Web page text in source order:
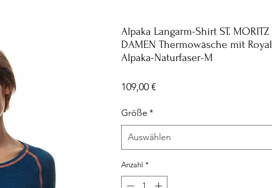
Alpaka Langarm-Shirt ST. MORITZ
DAMEN Thermowäsche mit Royal
Alpaka-Naturfaser-M
109,00 €Preis
Größe *
Auswählen
Anzahl *